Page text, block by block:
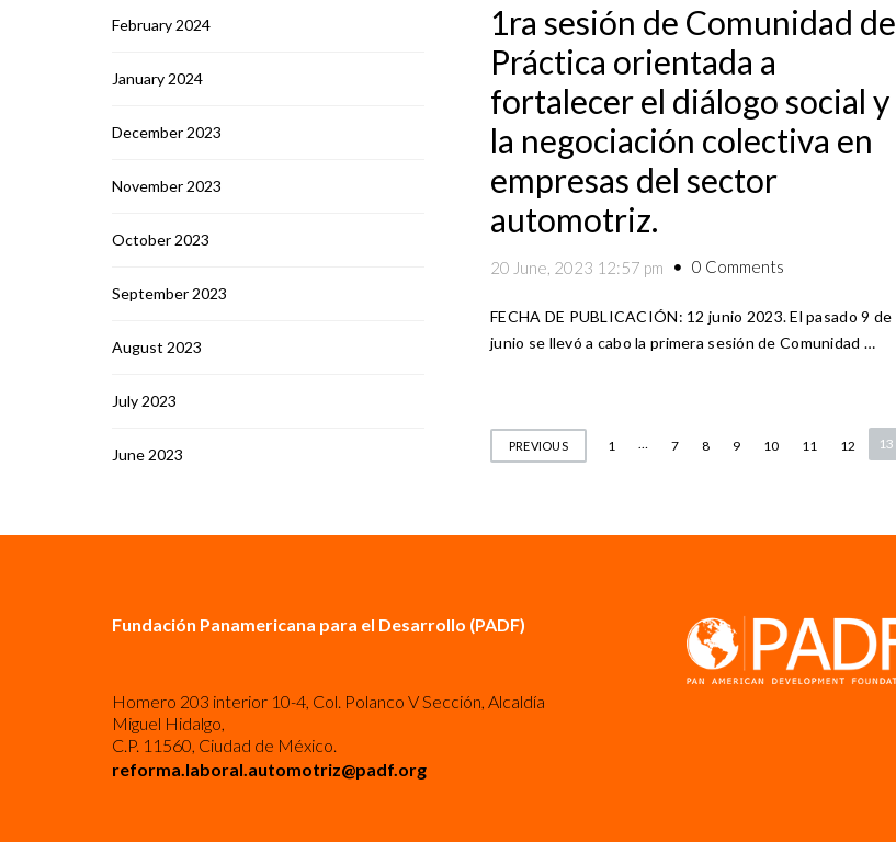
1ra sesión de Comunidad de
Práctica orientada a
fortalecer el diálogo social y
la negociación colectiva en
empresas del sector
automotriz.
20 June, 2023 12:57 pm 0 Comments
FECHA DE PUBLICACIÓN: 12 junio 2023. El pasado 9 de
junio se llevó a cabo la primera sesión de Comunidad …
Posts
PREVIOUS 1 … 7 8 9 10 11 12 13
February 2024
January 2024
December 2023
November 2023
October 2023
September 2023
August 2023
July 2023
June 2023
Fundación Panamericana para el Desarrollo (PADF)
Homero 203 interior 10-4, Col. Polanco V Sección, Alcaldía
Miguel Hidalgo,
C.P. 11560, Ciudad de México.
reforma.laboral.automotriz@padf.org